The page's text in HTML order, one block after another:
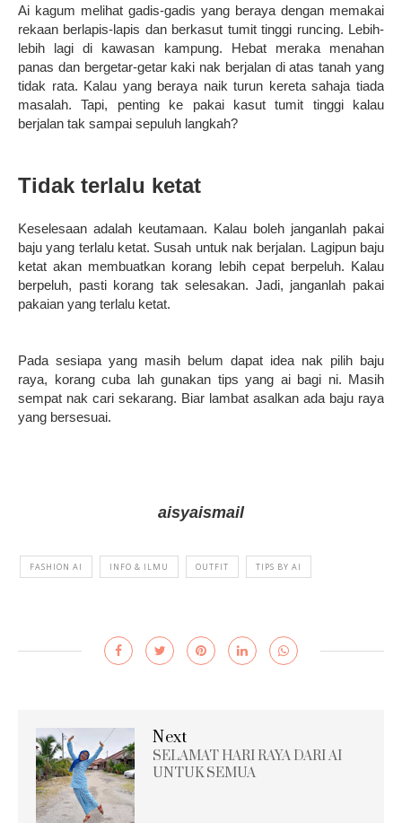
Ai kagum melihat gadis-gadis yang beraya dengan memakai
rekaan berlapis-lapis dan berkasut tumit tinggi runcing. Lebih-
lebih lagi di kawasan kampung. Hebat meraka menahan
panas dan bergetar-getar kaki nak berjalan di atas tanah yang
tidak rata. Kalau yang beraya naik turun kereta sahaja tiada
masalah. Tapi, penting ke pakai kasut tumit tinggi kalau
berjalan tak sampai sepuluh langkah?
Tidak terlalu ketat
Keselesaan adalah keutamaan. Kalau boleh janganlah pakai
baju yang terlalu ketat. Susah untuk nak berjalan. Lagipun baju
ketat akan membuatkan korang lebih cepat berpeluh. Kalau
berpeluh, pasti korang tak selesakan. Jadi, janganlah pakai
pakaian yang terlalu ketat.
Pada sesiapa yang masih belum dapat idea nak pilih baju
raya, korang cuba lah gunakan tips yang ai bagi ni. Masih
sempat nak cari sekarang. Biar lambat asalkan ada baju raya
yang bersesuai.
aisyaismail
FASHION AI INFO & ILMU OUTFIT TIPS BY AI
Next
SELAMAT HARI RAYA DARI AI
UNTUK SEMUA